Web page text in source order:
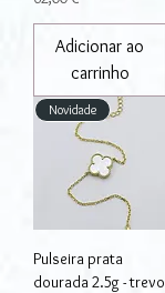
Adicionar ao
carrinho
Novidade
Pulseira prata
dourada 2.5g - trevo